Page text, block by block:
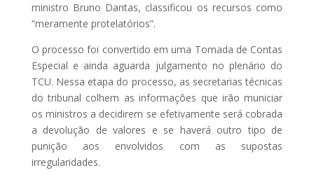
ministro Bruno Dantas, classificou os recursos como
“meramente protelatórios”.
O processo foi convertido em uma Tomada de Contas
Especial e ainda aguarda julgamento no plenário do
TCU. Nessa etapa do processo, as secretarias técnicas
do tribunal colhem as informações que irão municiar
os ministros a decidirem se efetivamente será cobrada
a devolução de valores e se haverá outro tipo de
punição aos envolvidos com as supostas
irregularidades.